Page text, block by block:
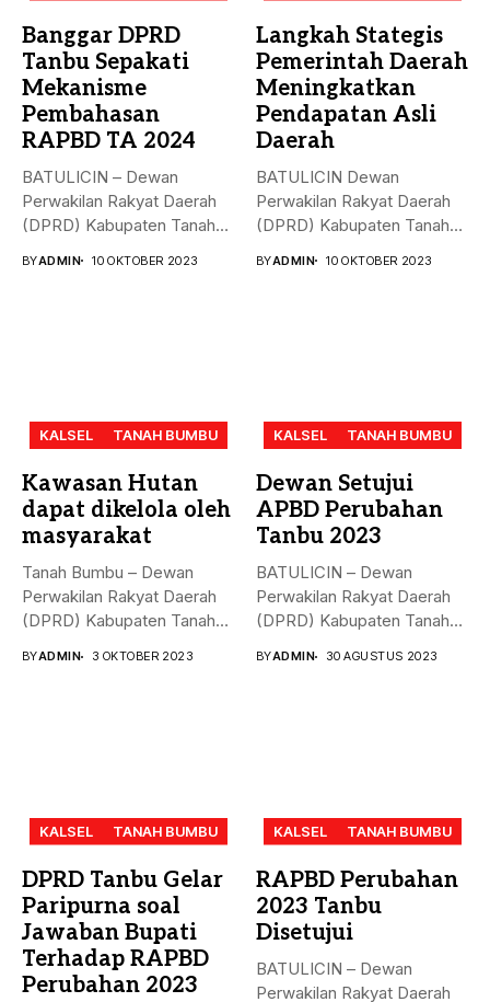
Banggar DPRD
Tanbu Sepakati
Mekanisme
Pembahasan
RAPBD TA 2024
BATULICIN – Dewan
Perwakilan Rakyat Daerah
(DPRD) Kabupaten Tanah
BYADMIN 10 OKTOBER 2023
Langkah Stategis
Pemerintah Daerah
Meningkatkan
Pendapatan Asli
Daerah
BATULICIN Dewan
Perwakilan Rakyat Daerah
(DPRD) Kabupaten Tanah
BYADMIN 10 OKTOBER 2023
KALSEL TANAH BUMBU
Kawasan Hutan
dapat dikelola oleh
masyarakat
Tanah Bumbu – Dewan
Perwakilan Rakyat Daerah
(DPRD) Kabupaten Tanah
BYADMIN 3 OKTOBER 2023
KALSEL TANAH BUMBU
Dewan Setujui
APBD Perubahan
Tanbu 2023
BATULICIN – Dewan
Perwakilan Rakyat Daerah
(DPRD) Kabupaten Tanah
BYADMIN 30 AGUSTUS 2023
KALSEL TANAH BUMBU
DPRD Tanbu Gelar
Paripurna soal
Jawaban Bupati
Terhadap RAPBD
Perubahan 2023
KALSEL TANAH BUMBU
RAPBD Perubahan
2023 Tanbu
Disetujui
BATULICIN – Dewan
Perwakilan Rakyat Daerah